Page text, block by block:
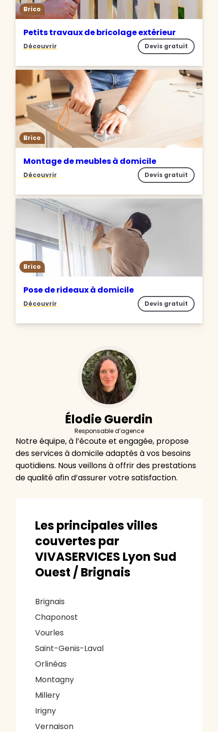
Brico
Petits travaux de bricolage extérieur
Découvrir Devis gratuit
Brico
Montage de meubles à domicile
Découvrir Devis gratuit
Brico
Pose de rideaux à domicile
Découvrir Devis gratuit
Élodie Guerdin
Responsable d’agence
Notre équipe, à l’écoute et engagée, propose
des services à domicile adaptés à vos besoins
quotidiens. Nous veillons à offrir des prestations
de qualité afin d’assurer votre satisfaction.
Les principales villes
couvertes par
VIVASERVICES Lyon Sud
Ouest / Brignais
Brignais
Chaponost
Vourles
Saint-Genis-Laval
Orlinéas
Montagny
Millery
Irigny
Vernaison